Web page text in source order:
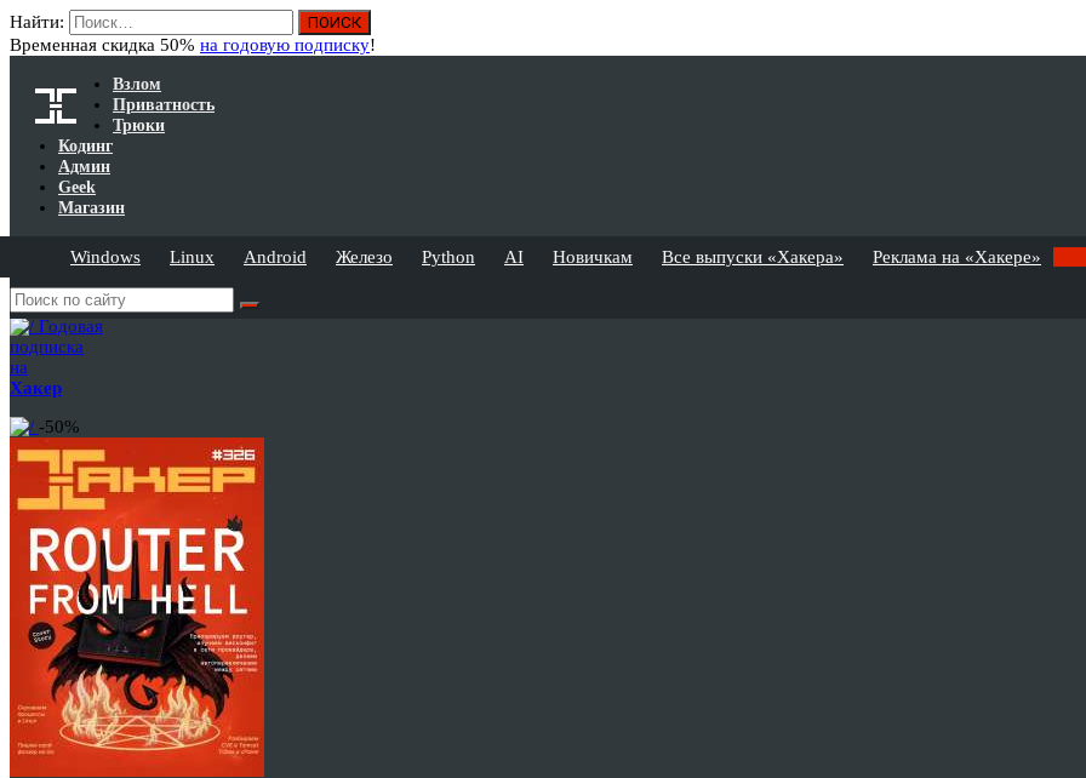
Найти:
Временная скидка 50% на годовую подписку!
Взлом
Приватность
Трюки
Кодинг
Админ
Geek
Магазин
Windows Linux Android Железо Python AI Новичкам Все выпуски «Хакера» Реклама на «Хакере»
Годовая
подписка
на
Хакер
-50%